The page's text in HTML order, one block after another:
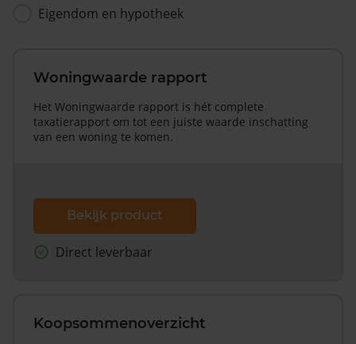
Eigendom en hypotheek
Woningwaarde rapport
Het Woningwaarde rapport is hét complete
taxatierapport om tot een juiste waarde inschatting
van een woning te komen.
Bekijk product
Direct leverbaar
Koopsommenoverzicht